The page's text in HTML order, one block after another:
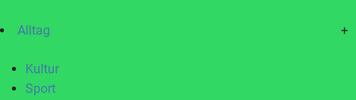
Alltag +
Kultur
Sport